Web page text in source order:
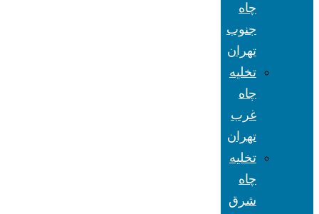
چاه
جنوب
تهران
تخلیه
چاه
غرب
تهران
تخلیه
چاه
شرق